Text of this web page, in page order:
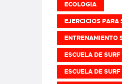
ECOLOGIA
EJERCICIOS PARA
ENTRENAMIENTO
ESCUELA DE SURF
ESCUELA DE